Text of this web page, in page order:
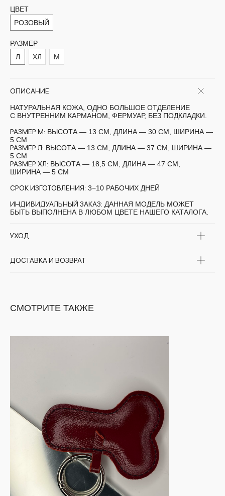
ЦВЕТ
РОЗОВЫЙ
РАЗМЕР
Л
ХЛ М
ОПИСАНИЕ
НАТУРАЛЬНАЯ КОЖА, ОДНО БОЛЬШОЕ ОТДЕЛЕНИЕ
С ВНУТРЕННИМ КАРМАНОМ, ФЕРМУАР, БЕЗ ПОДКЛАДКИ.
РАЗМЕР М: ВЫСОТА — 13 СМ, ДЛИНА — 30 СМ, ШИРИНА —
5 СМ
РАЗМЕР Л: ВЫСОТА — 13 СМ, ДЛИНА — 37 СМ, ШИРИНА —
5 СМ
РАЗМЕР ХЛ: ВЫСОТА — 18,5 СМ, ДЛИНА — 47 СМ,
ШИРИНА — 5 СМ
СРОК ИЗГОТОВЛЕНИЯ: 3−10 РАБОЧИХ ДНЕЙ
ИНДИВИДУАЛЬНЫЙ ЗАКАЗ: ДАННАЯ МОДЕЛЬ МОЖЕТ
БЫТЬ ВЫПОЛНЕНА В ЛЮБОМ ЦВЕТЕ НАШЕГО КАТАЛОГА.
УХОД
ДОСТАВКА И ВОЗВРАТ
СМОТРИТЕ ТАКЖЕ